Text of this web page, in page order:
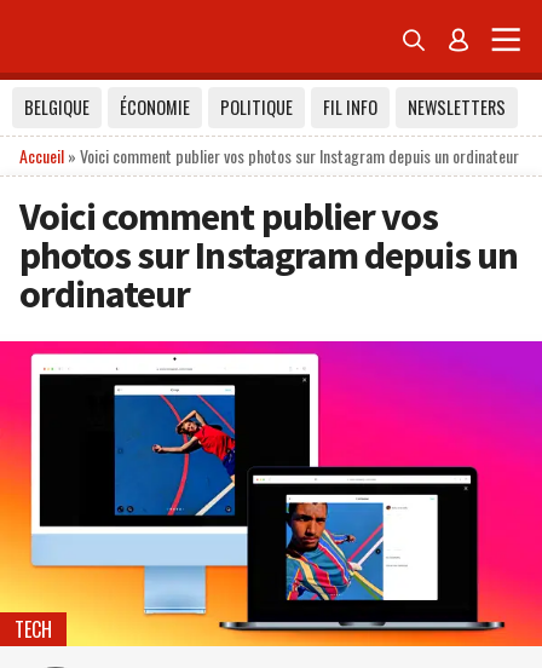
 
BELGIQUE ÉCONOMIE POLITIQUE FIL INFO
NEWSLETTERS
Accueil»Voici comment publier vos photos sur Instagram depuis un ordinateur
Voici comment publier vos
photos sur Instagram depuis un
ordinateur
TECH